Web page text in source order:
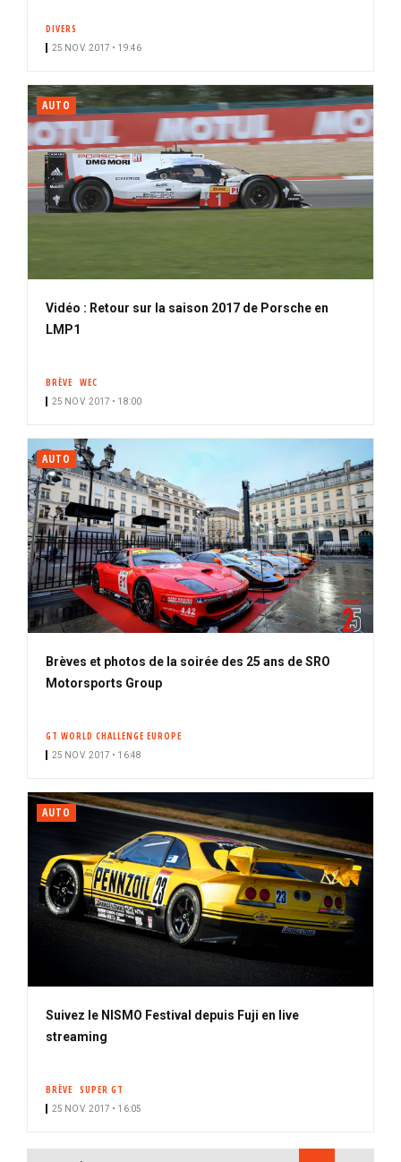
DIVERS
25 NOV. 2017 • 19:46
AUTO
Vidéo : Retour sur la saison 2017 de Porsche en
LMP1
BRÈVE WEC
25 NOV. 2017 • 18:00
AUTO
Brèves et photos de la soirée des 25 ans de SRO
Motorsports Group
GT WORLD CHALLENGE EUROPE
25 NOV. 2017 • 16:48
AUTO
Suivez le NISMO Festival depuis Fuji en live
streaming
BRÈVE SUPER GT
25 NOV. 2017 • 16:05